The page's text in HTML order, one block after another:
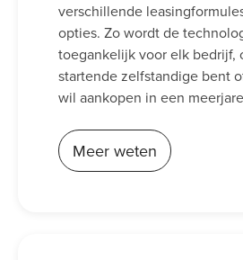
verschillende
opties. Zo wordt de
toegankelijk voor elk bedrijf,
startende zelfstandige bent
wil aankopen in een
Meer weten